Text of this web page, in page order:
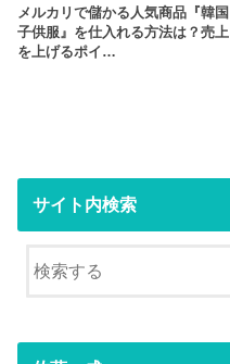
メルカリで儲かる人気商品『韓国
子供服』を仕入れる方法は？売上
を上げるポイ…
サイト内検索